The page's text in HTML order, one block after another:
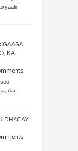
KA
dad
DHACAY